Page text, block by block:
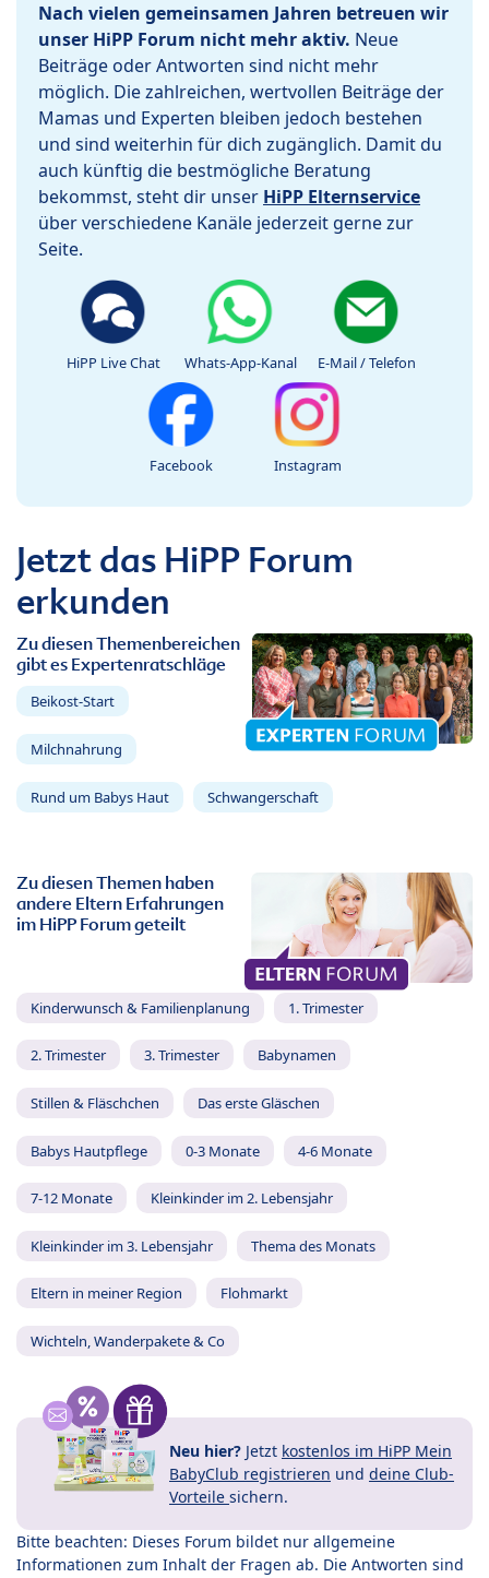
Nach vielen gemeinsamen Jahren betreuen wir
unser HiPP Forum nicht mehr aktiv. Neue
Beiträge oder Antworten sind nicht mehr
möglich. Die zahlreichen, wertvollen Beiträge der
Mamas und Experten bleiben jedoch bestehen
und sind weiterhin für dich zugänglich. Damit du
auch künftig die bestmögliche Beratung
bekommst, steht dir unser HiPP Elternservice
über verschiedene Kanäle jederzeit gerne zur
Seite.
HiPP Live Chat Whats-App-Kanal E-Mail / Telefon
Facebook Instagram
Jetzt das HiPP Forum
erkunden
Zu diesen Themenbereichen
gibt es Expertenratschläge
Beikost-Start
Milchnahrung
Rund um Babys Haut Schwangerschaft
Zu diesen Themen haben
andere Eltern Erfahrungen
im HiPP Forum geteilt
Kinderwunsch & Familienplanung 1. Trimester
2. Trimester 3. Trimester Babynamen
Stillen & Fläschchen Das erste Gläschen
Babys Hautpflege 0-3 Monate 4-6 Monate
7-12 Monate Kleinkinder im 2. Lebensjahr
Kleinkinder im 3. Lebensjahr Thema des Monats
Eltern in meiner Region Flohmarkt
Wichteln, Wanderpakete & Co
Neu hier? Jetzt kostenlos im HiPP Mein
BabyClub registrieren und deine Club-
Vorteile sichern.
Bitte beachten: Dieses Forum bildet nur allgemeine
Informationen zum Inhalt der Fragen ab. Die Antworten sind